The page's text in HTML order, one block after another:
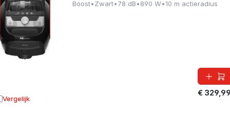
Boost•Zwart•78 dB•890 W•10 m actieradius
€
Vergelijk aan vergelijking